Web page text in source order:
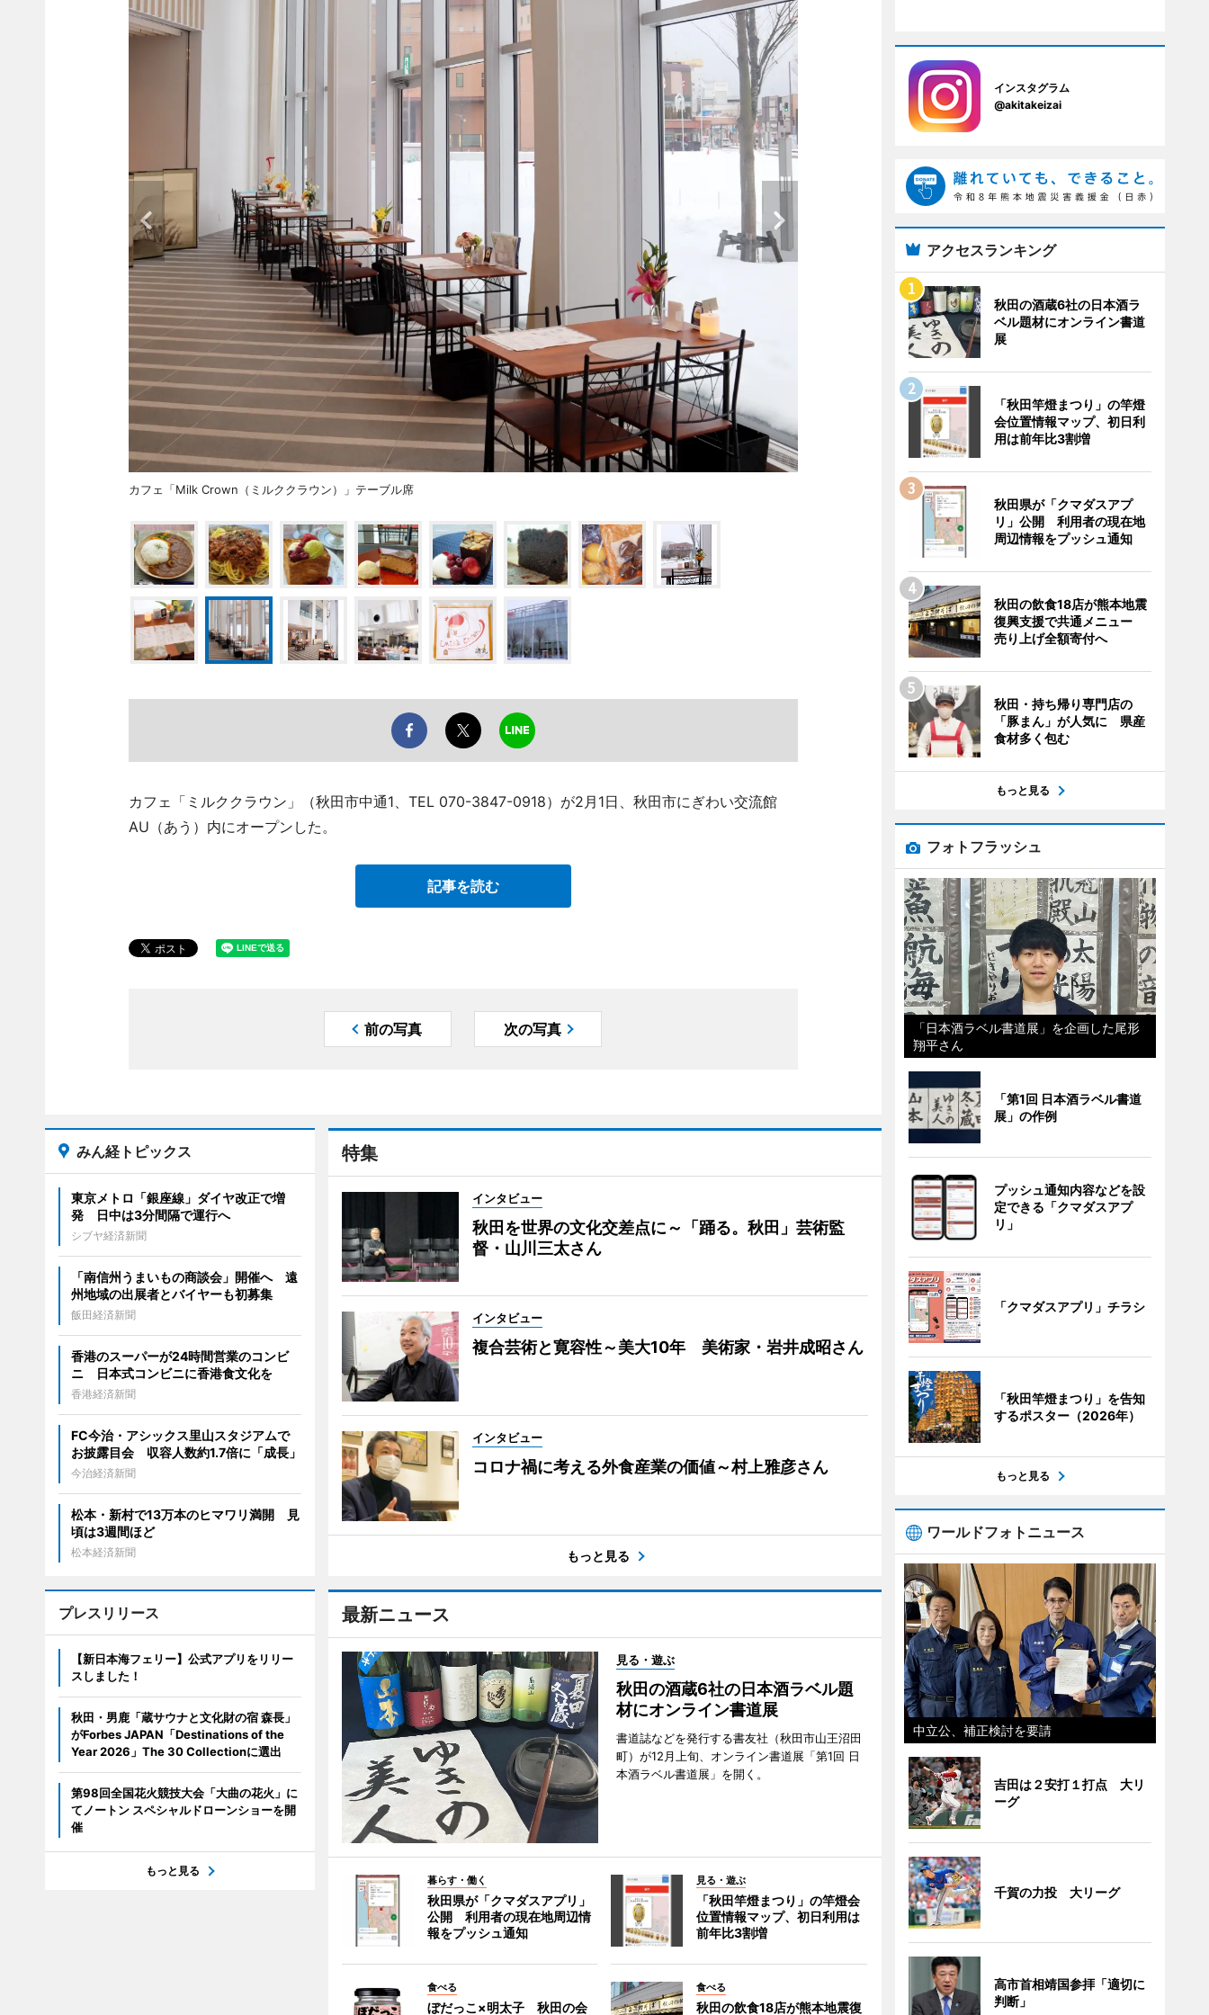
カフェ「Milk Crown（ミルククラウン）」テーブル席
カフェ「ミルククラウン」（秋田市中通1、TEL 070-3847-0918）が2月1日、秋田市にぎわい交流館
AU（あう）内にオープンした。
記事を読む
前の写真 次の写真
特集
インタビュー
秋田を世界の文化交差点に～「踊る。秋田」芸術監
督・山川三太さん
インタビュー
複合芸術と寛容性～美大10年 美術家・岩井成昭さん
インタビュー
コロナ禍に考える外食産業の価値～村上雅彦さん
もっと見る
最新ニュース
見る・遊ぶ
秋田の酒蔵6社の日本酒ラベル題
材にオンライン書道展
書道誌などを発行する書友社（秋田市山王沼田
町）が12月上旬、オンライン書道展「第1回 日
本酒ラベル書道展」を開く。
暮らす・働く
秋田県が「クマダスアプリ」
公開 利用者の現在地周辺情
報をプッシュ通知
見る・遊ぶ
「秋田竿燈まつり」の竿燈会
位置情報マップ、初日利用は
前年比3割増
食べる
ぼだっこ×明太子 秋田の会
食べる
秋田の飲食18店が熊本地震復
みん経トピックス
東京メトロ「銀座線」ダイヤ改正で増
発 日中は3分間隔で運行へ
シブヤ経済新聞
「南信州うまいもの商談会」開催へ 遠
州地域の出展者とバイヤーも初募集
飯田経済新聞
香港のスーパーが24時間営業のコンビ
ニ 日本式コンビニに香港食文化を
香港経済新聞
FC今治・アシックス里山スタジアムで
お披露目会 収容人数約1.7倍に「成長」
今治経済新聞
松本・新村で13万本のヒマワリ満開 見
頃は3週間ほど
松本経済新聞
プレスリリース
【新日本海フェリー】公式アプリをリリー
スしました！
秋田・男鹿「蔵サウナと文化財の宿 森長」
がForbes JAPAN「Destinations of the
Year 2026」The 30 Collectionに選出
第98回全国花火競技大会「大曲の花火」に
てノートン スペシャルドローンショーを開
催
もっと見る
インスタグラム
@akitakeizai
アクセスランキング
秋田の酒蔵6社の日本酒ラ
ベル題材にオンライン書道
展
「秋田竿燈まつり」の竿燈
会位置情報マップ、初日利
用は前年比3割増
秋田県が「クマダスアプ
リ」公開 利用者の現在地
周辺情報をプッシュ通知
秋田の飲食18店が熊本地震
復興支援で共通メニュー
売り上げ全額寄付へ
秋田・持ち帰り専門店の
「豚まん」が人気に 県産
食材多く包む
もっと見る
フォトフラッシュ
「日本酒ラベル書道展」を企画した尾形
翔平さん
「第1回 日本酒ラベル書道
展」の作例
プッシュ通知内容などを設
定できる「クマダスアプ
リ」
「クマダスアプリ」チラシ
「秋田竿燈まつり」を告知
するポスター（2026年）
もっと見る
ワールドフォトニュース
中立公、補正検討を要請
吉田は２安打１打点 大リ
ーグ
千賀の力投 大リーグ
高市首相靖国参拝「適切に
判断」